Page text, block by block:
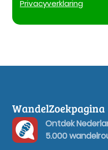
Privacyverklaring
WandelZoekpagina
Ontdek
5.000